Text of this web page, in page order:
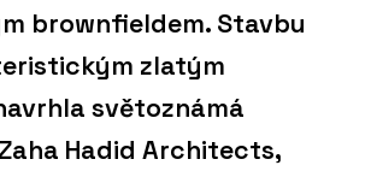
brownfieldem. Stavbu
zlatým
světoznámá
Hadid Architects,